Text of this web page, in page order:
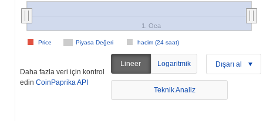
Piyasa Değeri hacim (24 saat)
Price
1. Oca
Daha fazla veri için kontrol
edin CoinPaprika API
Lineer Logaritmik Dışarı al
Teknik Analiz